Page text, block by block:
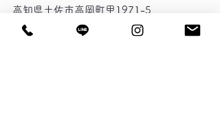
高知県土佐市高岡町甲1971-5
Tel:088-852-1910